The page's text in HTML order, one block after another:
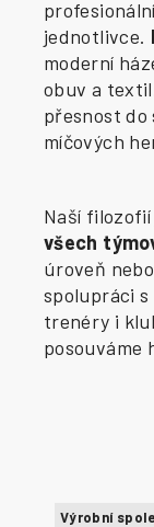
jednotlivce.
moderní
obuv a
přesnost do
míčových
Naší
všech
úroveň
spolupráci
trenéry i
posouváme
Výrobní